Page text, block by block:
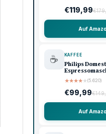
€119,99
Auf
☕ KAFFEE
Philips
★★★★★(5.620)
€99,99
Auf